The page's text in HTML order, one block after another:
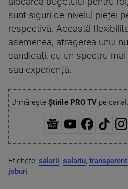
sunt siguri de nivelul pieței
respectivă. Această
asemenea, atragerea unui
candidați, cu un spectru
sau experiență.
Urmărește Știrile PRO TVpe
Etichete: salarii, salariu,
joburi,